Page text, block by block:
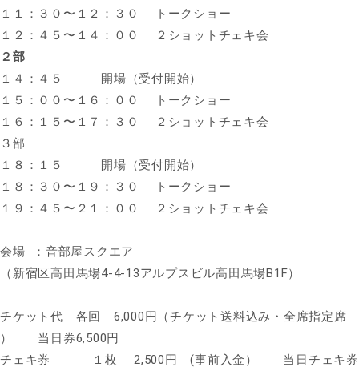
１１：３０〜１２：３０ トークショー
１２：４５〜１４：００ ２ショットチェキ会
２部
１４：４５ 開場（受付開始）
１５：００〜１６：００ トークショー
１６：１５〜１７：３０ ２ショットチェキ会
３部
１８：１５ 開場（受付開始）
１８：３０〜１９：３０ トークショー
１９：４５〜２１：００ ２ショットチェキ会
会場 ：音部屋スクエア
（新宿区高田馬場4-4-13アルプスビル高田馬場B1F）
チケット代 各回 6,000円（チケット送料込み・全席指定席
） 当日券6,500円
チェキ券 １枚 2,500円 (事前入金） 当日チェキ券